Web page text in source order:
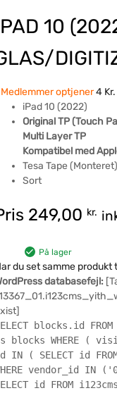
10
optjener4Kr.
iPad 10 (2022)
Original TP (Touch
Multi Layer TP
Kompatibel med
Tesa Tape (Monteret)
Sort
249,00 kr.
På lager
du set samme produkt
databasefejl:
blocks.id
blocks WHERE (
IN ( SELECT id
vendor_id
id FROM